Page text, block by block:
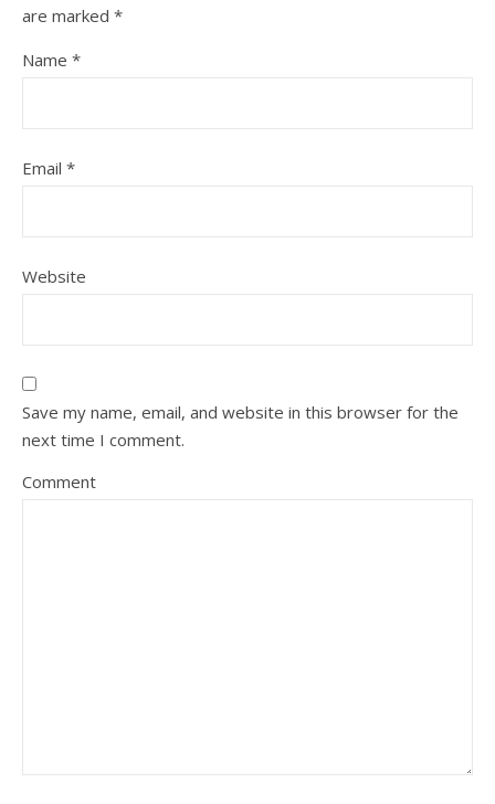
are marked *
Name *
Email *
Website
Save my name, email, and website in this browser for the
next time I comment.
Comment